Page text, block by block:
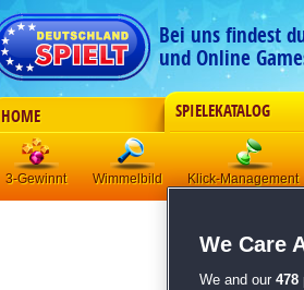
Bei uns findest
und Online
HOME SPIELEKATALOG
3-Gewinnt Wimmelbild Klick-Management
We Care
We and our 478